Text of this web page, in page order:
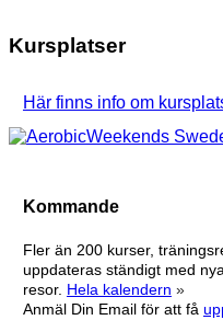
Kursplatser
Här finns info om
Kommande
Fler än 200 kurser,
uppdateras ständigt med
resor. Hela kalendern »
Anmäl Din Email för att få